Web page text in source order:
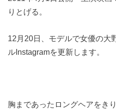
りとげる。
12月20日、モデルで女優の大
ルInstagramを更新します。
胸まであったロングヘアをき